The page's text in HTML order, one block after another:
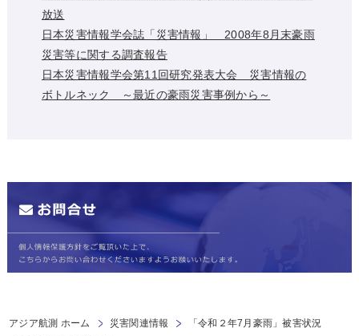
放送
日本災害情報学会誌「災害情報」 2008年8月末豪雨
災害等に関する調査報告
日本災害情報学会第11回研究発表大会 災害情報の
ボトルネック ～最近の豪雨災害事例から～
アジア航測 ホーム 災害関連情報
「令和２年7月豪雨」被害状況